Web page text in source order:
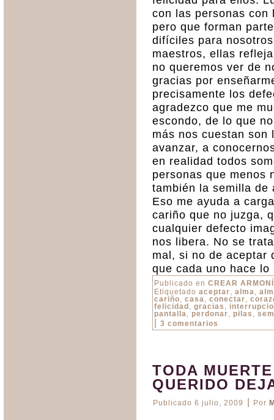
con las personas con
pero que forman
difíciles para
maestros, ellas
no queremos ver de
gracias por
precisamente los
agradezco que me
escondo, de lo que
más nos cuestan son
avanzar, a
en realidad todos
personas que menos
también la semilla de
Eso me ayuda a
cariño que no juzga,
cualquier defecto
nos libera. No se
mal, si no de aceptar
que cada uno hace
Publicado en CREAR
Etiquetado aceptar, alma,
cariño, casa, conectar,
felicidad , gracias ,
pantalla, perdonar, pilas ,
3 comentarios
TODA
QUERIDO
Publicado 6 julio, 2009 Por